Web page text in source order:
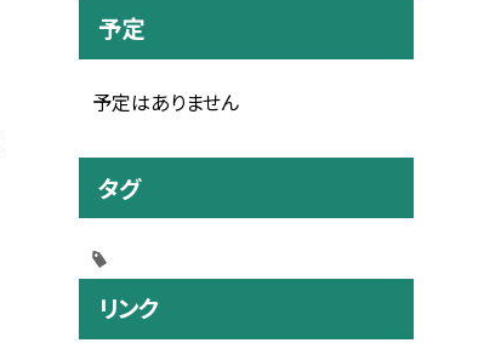
予定
予定はありません
タグ
リンク